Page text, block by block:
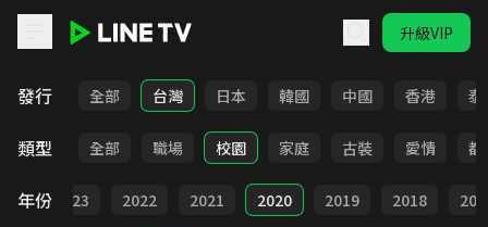
升級VIP
發行 全部 台灣 日本 韓國 中國 香港 泰
類型 全部 職場 校園 家庭 古裝 愛情 都
年份 2023 2022 2021 2020 2019 2018